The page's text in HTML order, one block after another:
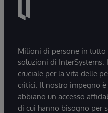
Milioni di persone in
soluzioni di
cruciale per la vita delle
critici. Il nostro impegno
abbiano un accesso
di cui hanno bisogno per